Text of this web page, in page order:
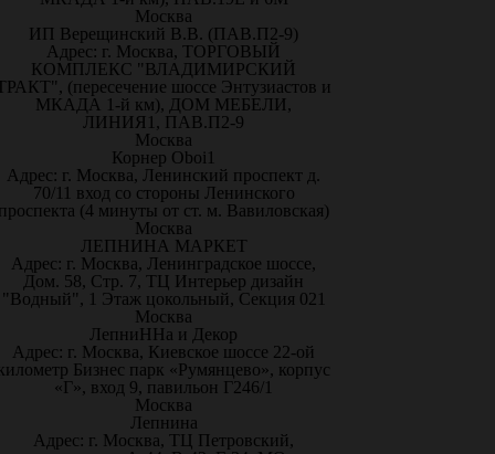
Москва
ИП Верещинский В.В. (ПАВ.П2-9)
Адрес: г. Москва, ТОРГОВЫЙ
КОМПЛЕКС "ВЛАДИМИРСКИЙ
(пересечение шоссе Энтузиастов и
МКАДА 1-й км), ДОМ МЕБЕЛИ,
ЛИНИЯ1, ПАВ.П2-9
Москва
Корнер Oboi1
Адрес: г. Москва, Ленинский проспект д.
70/11 вход со стороны Ленинского
(4 минуты от ст. м. Вавиловская)
Москва
ЛЕПНИНА МАРКЕТ
Адрес: г. Москва, Ленинградское шоссе,
Дом. 58, Стр. 7, ТЦ Интерьер дизайн
"Водный", 1 Этаж цокольный, Секция 021
Москва
ЛепниННа и Декор
Адрес: г. Москва, Киевское шоссе 22-ой
Бизнес парк «Румянцево», корпус
«Г», вход 9, павильон Г246/1
Москва
Лепнина
Адрес: г. Москва, ТЦ Петровский,